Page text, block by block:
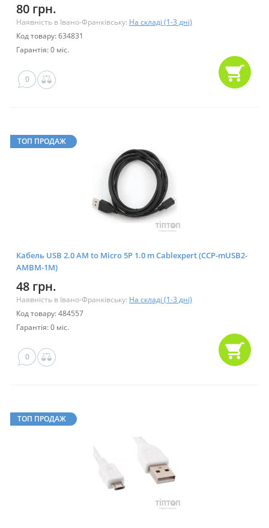
80 грн.
Наявність в Івано-Франківську: На складі (1-3 дні)
Код товару: 634831
Гарантія: 0 міс.
0
ТОП ПРОДАЖ
Кабель USB 2.0 AM to Micro 5P 1.0 m Cablexpert (CCP-mUSB2-
AMBM-1M)
48 грн.
Наявність в Івано-Франківську: На складі (1-3 дні)
Код товару: 484557
Гарантія: 0 міс.
0
ТОП ПРОДАЖ